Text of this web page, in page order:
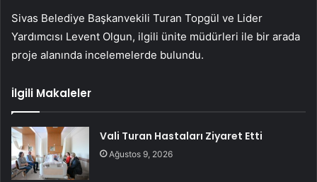
Sivas Belediye Başkanvekili Turan Topgül ve Lider
Yardımcısı Levent Olgun, ilgili ünite müdürleri ile bir arada
proje alanında incelemelerde bulundu.
İlgili Makaleler
Vali Turan Hastaları Ziyaret Etti
Ağustos 9, 2026